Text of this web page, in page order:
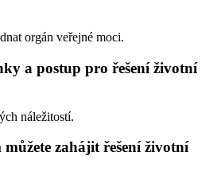
orgán veřejné moci.
a postup pro řešení životní
náležitostí.
zahájit řešení životní